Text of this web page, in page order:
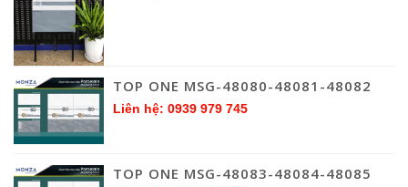
TOP ONE MSG-48080-48081-48082
Liên hệ: 0939 979 745
TOP ONE MSG-48083-48084-48085